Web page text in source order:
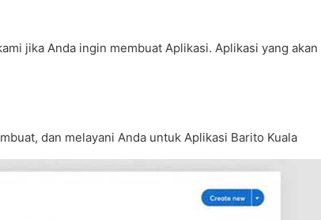
jika Anda ingin membuat Aplikasi. Aplikasi yang
dan melayani Anda untuk Aplikasi Barito Kuala